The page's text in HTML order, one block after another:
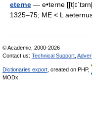
eterne — e•terne
1325–75; ME < L
© Academic, 2000-2026
Contact us: Technical Support
Dictionaries export , created on PHP,
MODx.